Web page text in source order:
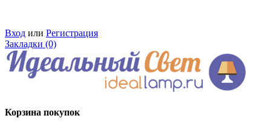
Вход или Регистрация
Закладки (0)
Корзина покупок